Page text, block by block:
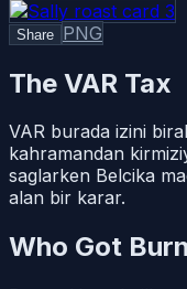
Share PNG
The VAR Tax
VAR burada izini
kahramandan
saglarken Belcika
alan bir karar.
Who Got